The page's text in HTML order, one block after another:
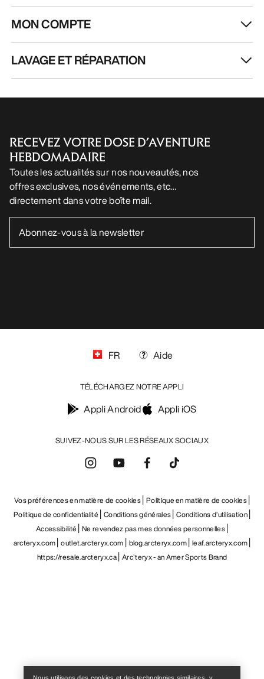
MON COMPTE
LAVAGE ET RÉPARATION
RECEVEZ VOTRE DOSE D’AVENTURE
HEBDOMADAIRE
Toutes les actualités sur nos nouveautés, nos
offres exclusives, nos événements, etc…
directement dans votre boîte mail.
SUIVEZ-NOUS SUR LES RÉSEAUX SOCIAUX
FR Aide
TÉLÉCHARGEZ NOTRE APPLI
Appli Android Appli iOS
Vos préférences en matière de cookies Politique en matière de cookies
Politique de confidentialité Conditions générales Conditions d’utilisation
Accessibilité Ne revendez pas mes données personnelles
arcteryx.com outlet.arcteryx.com blog.arcteryx.com leaf.arcteryx.com
https://resale.arcteryx.ca Arc'teryx - an Amer Sports Brand